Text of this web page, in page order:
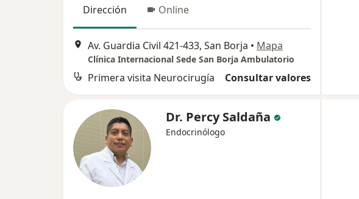
Dirección Online
Av. Guardia Civil 421-433, San Borja • Mapa
Clínica Internacional Sede San Borja Ambulatorio
Primera visita Neurocirugía Consultar valores
Dr. Percy Saldaña
Endocrinólogo